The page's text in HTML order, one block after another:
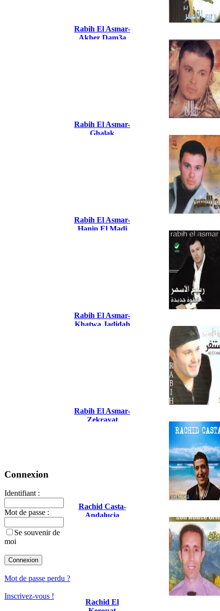
Connexion
Identifiant :
Mot de passe :
Se souvenir de
moi
Mot de passe perdu ?
Inscrivez-vous !
Rabih El Asmar-
Akher Dam3a
Rabih El Asmar-
Ghalak
Rabih El Asmar-
Hanin El Madi
Rabih El Asmar-
Khatwa Jadidah
Rabih El Asmar-
Zekrayat
Rachid Casta-
Andalucia
Rachid El